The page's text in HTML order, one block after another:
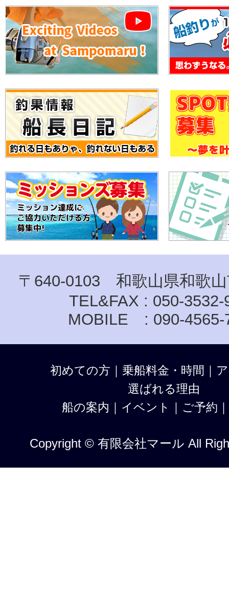
〒640-0103 和歌山県和歌山
TEL&FAX : 050-3532-
MOBILE : 090-4565-
初めての方 ｜ 乗船料金・時間 ｜
選ばれる理由
船の案内 ｜ イベント ｜ ご予約 ｜
Copyright © 有限会社マール All